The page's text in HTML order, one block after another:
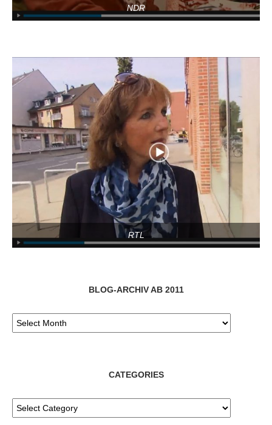
NDR
RTL
BLOG-ARCHIV AB 2011
CATEGORIES